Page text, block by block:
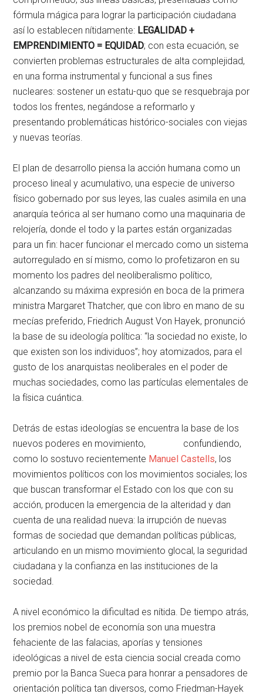
fórmula mágica para lograr la participación ciudadana
así lo establecen nítidamente: LEGALIDAD +
EMPRENDIMIENTO = EQUIDAD; con esta ecuación, se
convierten problemas estructurales de alta complejidad,
en una forma instrumental y funcional a sus fines
nucleares: sostener un estatu-quo que se resquebraja por
todos los frentes, negándose a reformarlo y
presentando problemáticas histórico-sociales con viejas
y nuevas teorías.
El plan de desarrollo piensa la acción humana como un
proceso lineal y acumulativo, una especie de universo
físico gobernado por sus leyes, las cuales asimila en una
anarquía teórica al ser humano como una maquinaria de
relojería, donde el todo y la partes están organizadas
para un fin: hacer funcionar el mercado como un sistema
autorregulado en sí mismo, como lo profetizaron en su
momento los padres del neoliberalismo político,
alcanzando su máxima expresión en boca de la primera
ministra Margaret Thatcher, que con libro en mano de su
mecías preferido, Friedrich August Von Hayek, pronunció
la base de su ideología política: “la sociedad no existe, lo
que existen son los individuos”; hoy atomizados, para el
gusto de los anarquistas neoliberales en el poder de
muchas sociedades, como las partículas elementales de
la física cuántica.
Detrás de estas ideologías se encuentra la base de los
nuevos poderes en movimiento, confundiendo,
como lo sostuvo recientemente Manuel Castells, los
movimientos políticos con los movimientos sociales; los
que buscan transformar el Estado con los que con su
acción, producen la emergencia de la alteridad y dan
cuenta de una realidad nueva: la irrupción de nuevas
formas de sociedad que demandan políticas públicas,
articulando en un mismo movimiento glocal, la seguridad
ciudadana y la confianza en las instituciones de la
sociedad.
A nivel económico la dificultad es nítida. De tiempo atrás,
los premios nobel de economía son una muestra
fehaciente de las falacias, aporías y tensiones
ideológicas a nivel de esta ciencia social creada como
premio por la Banca Sueca para honrar a pensadores de
orientación política tan diversos, como Friedman-Hayek